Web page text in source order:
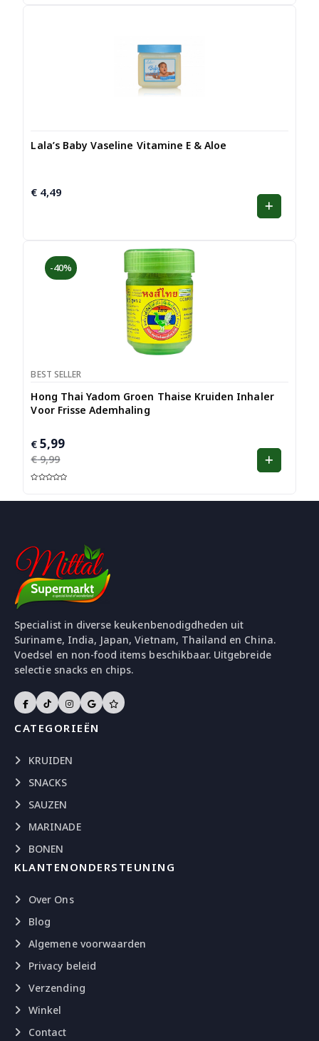
Lala’s Baby Vaseline Vitamine E & Aloe
€ 4,49
-40%
BEST SELLER
Hong Thai Yadom Groen Thaise Kruiden Inhaler
Voor Frisse Ademhaling
€9,99
Oorspronkelijke
prijs
was:
€ 5,99
Huidige
prijs
is:
w
1.
0
ui
t
5
Specialist in diverse keukenbenodigdheden uit
Suriname, India, Japan, Vietnam, Thailand en China.
Voedsel en non-food items beschikbaar. Uitgebreide
selectie snacks en chips.
CATEGORIEËN
KRUIDEN
SNACKS
SAUZEN
MARINADE
BONEN
KLANTENONDERSTEUNING
Over Ons
Blog
Algemene voorwaarden
Privacy beleid
Verzending
Winkel
Contact